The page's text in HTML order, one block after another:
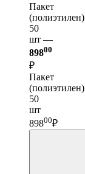
Пакет
(полиэтилен)
50
шт —
89800
₽
Пакет
(полиэтилен)
50
шт
89800₽